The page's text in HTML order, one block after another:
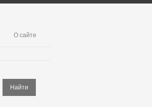
О сайте